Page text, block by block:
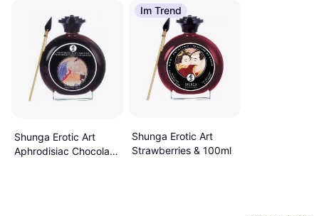
Shunga Erotic Art
Aphrodisiac Chocolate
Im Trend
Shunga Erotic Art
Strawberries & 100ml